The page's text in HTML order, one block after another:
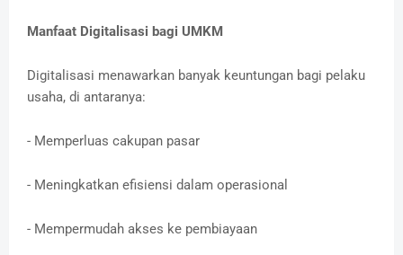
Manfaat Digitalisasi bagi UMKM
Digitalisasi menawarkan banyak keuntungan bagi pelaku
usaha, di antaranya:
- Memperluas cakupan pasar
- Meningkatkan efisiensi dalam operasional
- Mempermudah akses ke pembiayaan